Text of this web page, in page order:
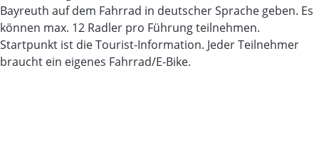
Bayreuth auf dem Fahrrad in deutscher Sprache geben. Es
können max. 12 Radler pro Führung teilnehmen.
Startpunkt ist die Tourist-Information. Jeder Teilnehmer
braucht ein eigenes Fahrrad/E-Bike.